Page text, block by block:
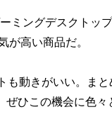
ミングデスクトッ
高い商品だ。
動きがいい。ま
ひこの機会に色々